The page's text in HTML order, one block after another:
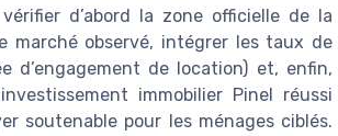
d’abord la zone officielle de la
marché observé, intégrer les taux de
d’engagement de location) et, enfin,
immobilier Pinel réussi
soutenable pour les ménages ciblés.